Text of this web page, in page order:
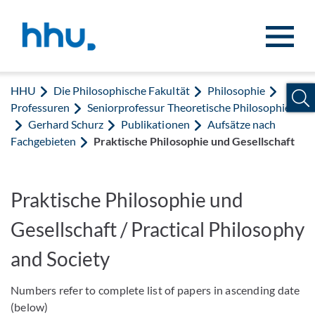
HHU Die Philosophische Fakultät
Philosophie
Professuren
Seniorprofessur Theoretische Philosophie
Gerhard Schurz
Publikationen
Aufsätze nach
Fachgebieten
Praktische Philosophie und Gesellschaft
Praktische Philosophie und
Gesellschaft / Practical Philosophy
and Society
Numbers refer to complete list of papers in ascending date
(below)